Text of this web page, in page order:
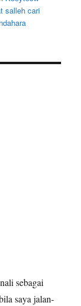
salleh cari
sebagai
saya jalan-